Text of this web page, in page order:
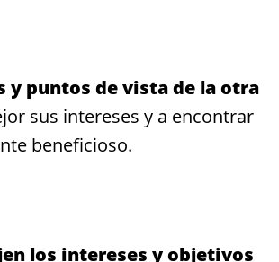
y puntos de vista de la otra
sus intereses y a encontrar
beneficioso.
los intereses y objetivos